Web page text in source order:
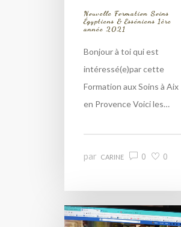
Nouvelle Formation Soins
Égyptiens & Esséniens 1ère
année 2021
Bonjour à toi qui est
intéressé(e)par cette
Formation aux Soins à Aix
en Provence Voici les…
par CARINE 0 0